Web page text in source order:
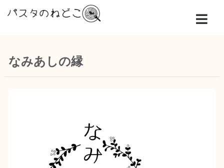
なみあしの縁